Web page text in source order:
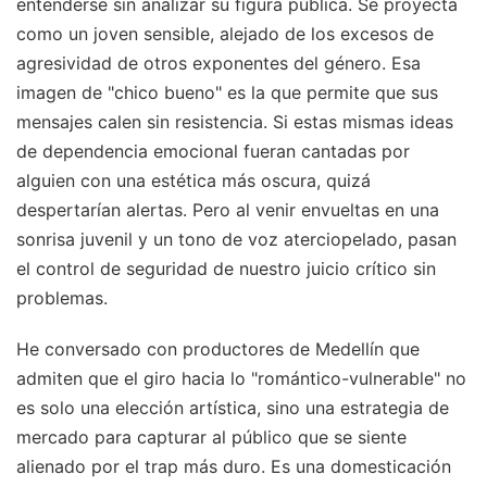
entenderse sin analizar su figura pública. Se proyecta
como un joven sensible, alejado de los excesos de
agresividad de otros exponentes del género. Esa
imagen de "chico bueno" es la que permite que sus
mensajes calen sin resistencia. Si estas mismas ideas
de dependencia emocional fueran cantadas por
alguien con una estética más oscura, quizá
despertarían alertas. Pero al venir envueltas en una
sonrisa juvenil y un tono de voz aterciopelado, pasan
el control de seguridad de nuestro juicio crítico sin
problemas.
He conversado con productores de Medellín que
admiten que el giro hacia lo "romántico-vulnerable" no
es solo una elección artística, sino una estrategia de
mercado para capturar al público que se siente
alienado por el trap más duro. Es una domesticación